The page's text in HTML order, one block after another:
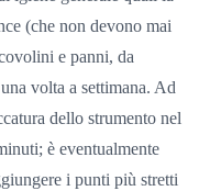
(che non devono mai
e panni, da
volta a settimana. Ad
dello strumento nel
è eventualmente
i punti più stretti